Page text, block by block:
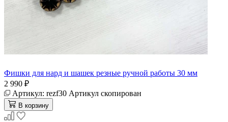
Фишки для нард и шашек резные ручной работы 30 мм
2 990 ₽
Артикул: rezf30 Артикул скопирован
В корзину